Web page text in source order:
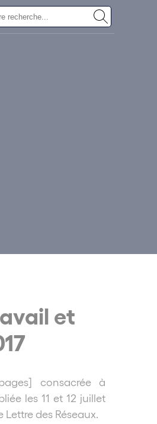
et
consacrée à
les 11 et 12 juillet
des Réseaux.